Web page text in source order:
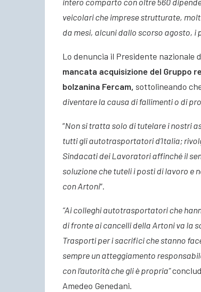
intero comparto con oltre 560
veicolari che imprese strutturate,
da mesi, alcuni dallo scorso agosto, i
Lo denuncia il Presidente
mancata acquisizione del Gruppo
bolzanina Fercam, sottolineando
diventare la causa di fallimenti o di
“Non si tratta solo di tutelare i nostri
tutti gli autotrasportatori d’Italia;
Sindacati dei Lavoratori affinché il
soluzione che tuteli i posti di lavoro e
con Artoni“.
“Ai colleghi autotrasportatori che
di fronte ai cancelli della Artoni va la
Trasporti per i sacrifici che stanno
sempre un atteggiamento
con l’autorità che gli è propria”
Amedeo Genedani.